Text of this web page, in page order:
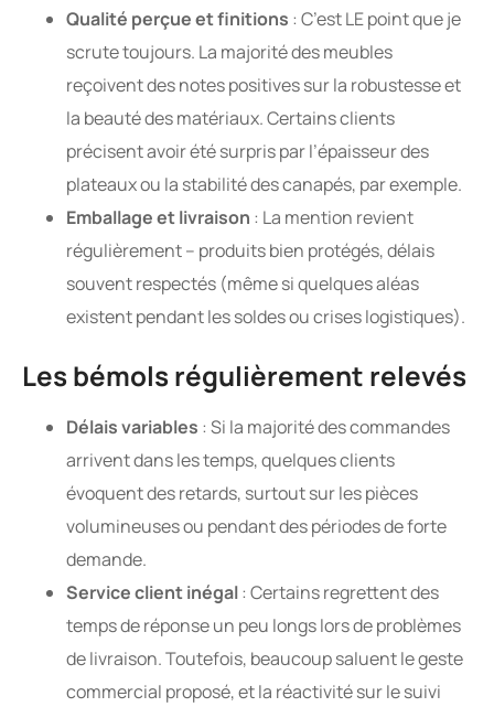
Qualité perçue et finitions : C’est LE point que je
scrute toujours. La majorité des meubles
reçoivent des notes positives sur la robustesse et
la beauté des matériaux. Certains clients
précisent avoir été surpris par l’épaisseur des
plateaux ou la stabilité des canapés, par exemple.
Emballage et livraison : La mention revient
régulièrement – produits bien protégés, délais
souvent respectés (même si quelques aléas
existent pendant les soldes ou crises logistiques).
Les bémols régulièrement relevés
Délais variables : Si la majorité des commandes
arrivent dans les temps, quelques clients
évoquent des retards, surtout sur les pièces
volumineuses ou pendant des périodes de forte
demande.
Service client inégal: Certains regrettent des
temps de réponse un peu longs lors de problèmes
de livraison. Toutefois, beaucoup saluent le geste
commercial proposé, et la réactivité sur le suivi